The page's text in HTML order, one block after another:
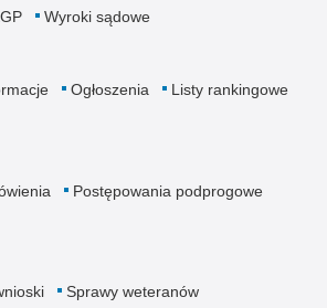
Wyroki sądowe
Ogłoszenia
Listy rankingowe
Postępowania podprogowe
Sprawy weteranów